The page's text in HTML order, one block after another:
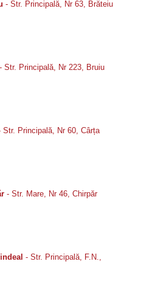
- Str. Principală, Nr 63, Brăteiu
- Str. Principală, Nr 223, Bruiu
Str. Principală, Nr 60, Cârța
- Str. Mare, Nr 46, Chirpăr
- Str. Principală, F.N.,